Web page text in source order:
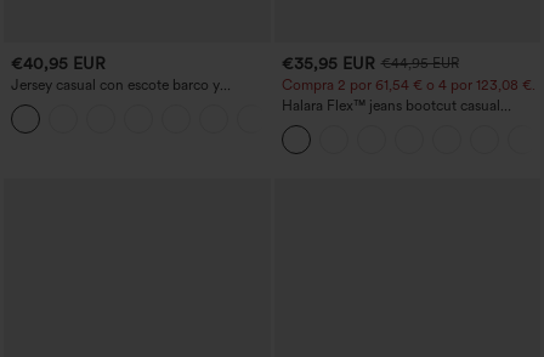
€40,95 EUR
Jersey casual con escote barco y
mangas murciélago
+1
€35,95 EUR €44,95 EUR
Compra 2 por 61,54 € o 4 por 123,08 €.
Halara Flex™ jeans bootcut casual
lavados, de talle alto y con bolsillos